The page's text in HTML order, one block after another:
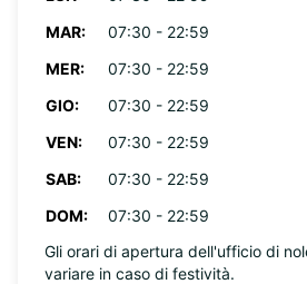
MAR:
07:30 - 22:59
MER:
07:30 - 22:59
GIO:
07:30 - 22:59
VEN:
07:30 - 22:59
SAB:
07:30 - 22:59
DOM:
07:30 - 22:59
Gli orari di apertura dell'ufficio di
variare in caso di festività.